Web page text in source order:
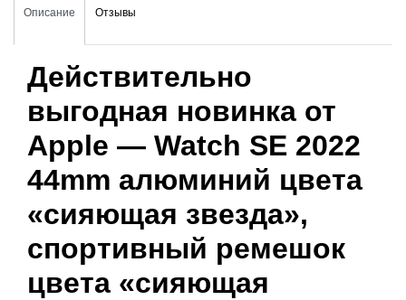
Описание Отзывы
Действительно
выгодная новинка от
Apple — Watch SE 2022
44mm алюминий цвета
«сияющая звезда»,
спортивный ремешок
цвета «сияющая